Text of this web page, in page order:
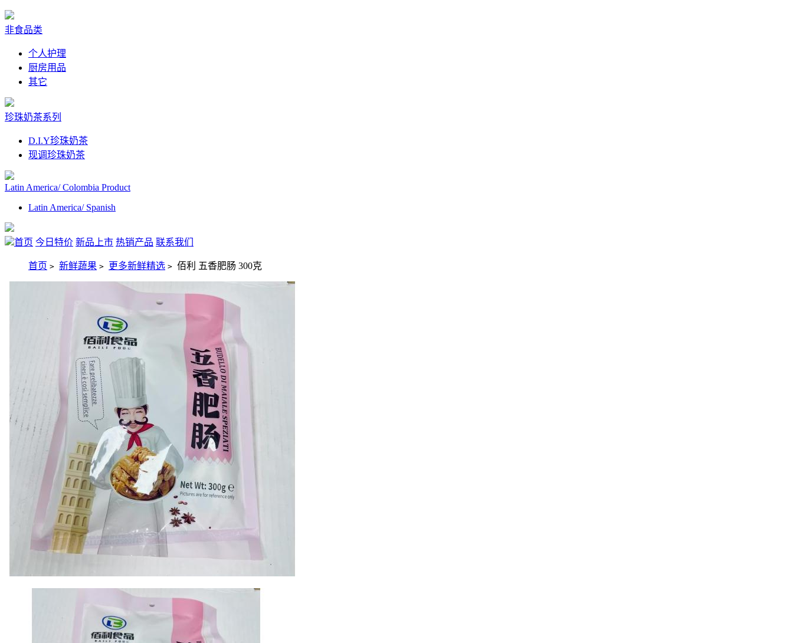
非食品类
个人护理
厨房用品
其它
珍珠奶茶系列
D.I.Y珍珠奶茶
现调珍珠奶茶
Latin America/ Colombia Product
Latin America/ Spanish
首页 今日特价 新品上市 热销产品 联系我们
首页 > 新鲜蔬果 > 更多新鲜精选 > 佰利 五香肥肠 300克